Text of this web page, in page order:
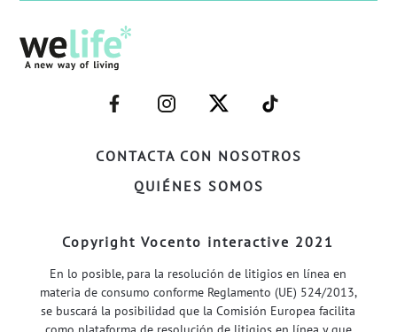
CONTACTA CON NOSOTROS
QUIÉNES SOMOS
–
FACEBOOK–
–
INSTAGRAM–
–
TWITTER–
–
WELIFE–
Copyright Vocento interactive 2021
En lo posible, para la resolución de litigios en línea en
materia de consumo conforme Reglamento (UE) 524/2013,
se buscará la posibilidad que la Comisión Europea facilita